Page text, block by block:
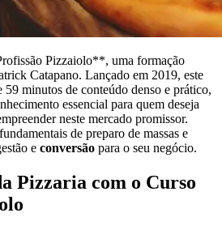
Pizzaiolo**, uma formação
Catapano. Lançado em 2019, este
59 minutos de conteúdo denso e prático,
essencial para quem deseja
neste mercado promissor.
de preparo de massas e
e conversão para o seu negócio.
Pizzaria com o Curso